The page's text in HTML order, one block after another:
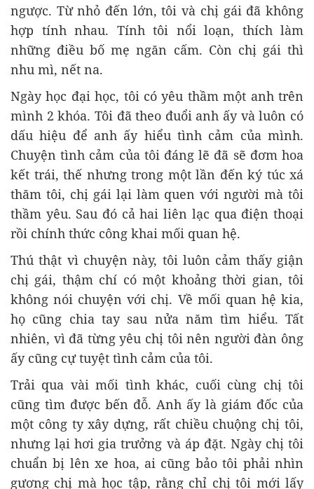
ngược. Từ nhỏ đến lớn, tôi và chị gái đã không
hợp tính nhau. Tính tôi nổi loạn, thích làm
những điều bố mẹ ngăn cấm. Còn chị gái thì
nhu mì, nết na.
Ngày học đại học, tôi có yêu thầm một anh trên
mình 2 khóa. Tôi đã theo đuổi anh ấy và luôn có
dấu hiệu để anh ấy hiểu tình cảm của mình.
Chuyện tình cảm của tôi đáng lẽ đã sẽ đơm hoa
kết trái, thế nhưng trong một lần đến ký túc xá
thăm tôi, chị gái lại làm quen với người mà tôi
thầm yêu. Sau đó cả hai liên lạc qua điện thoại
rồi chính thức công khai mối quan hệ.
Thú thật vì chuyện này, tôi luôn cảm thấy giận
chị gái, thậm chí có một khoảng thời gian, tôi
không nói chuyện với chị. Về mối quan hệ kia,
họ cũng chia tay sau nửa năm tìm hiểu. Tất
nhiên, vì đã từng yêu chị tôi nên người đàn ông
ấy cũng cự tuyệt tình cảm của tôi.
Trải qua vài mối tình khác, cuối cùng chị tôi
cũng tìm được bến đỗ. Anh ấy là giám đốc của
một công ty xây dựng, rất chiều chuộng chị tôi,
nhưng lại hơi gia trưởng và áp đặt. Ngày chị tôi
chuẩn bị lên xe hoa, ai cũng bảo tôi phải nhìn
gương chị mà học tập, rằng chỉ chị tôi mới lấy